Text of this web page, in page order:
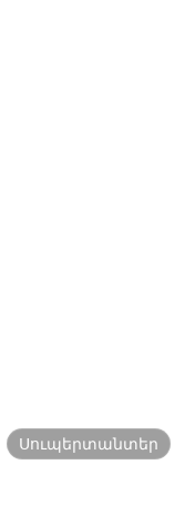
Սուպերտանտեր
Սուպերտանտեր